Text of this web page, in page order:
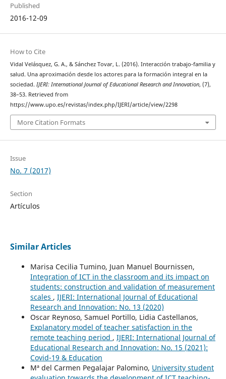
Published
2016-12-09
How to Cite
Vidal Velásquez, G. A., & Sánchez Tovar, L. (2016). Interacción trabajo-familia y
salud. Una aproximación desde los actores para la formación integral en la
sociedad. IJERI: International Journal of Educational Research and Innovation, (7),
38–53. Retrieved from
https://www.upo.es/revistas/index.php/IJERI/article/view/2298
More Citation Formats
Issue
No. 7 (2017)
Section
Artículos
Similar Articles
Marisa Cecilia Tumino, Juan Manuel Bournissen,
Integration of ICT in the classroom and its impact on
students: construction and validation of measurement
scales , IJERI: International Journal of Educational
Research and Innovation: No. 13 (2020)
Oscar Reynoso, Samuel Portillo, Lidia Castellanos,
Explanatory model of teacher satisfaction in the
remote teaching period , IJERI: International Journal of
Educational Research and Innovation: No. 15 (2021):
Covid-19 & Education
Mª del Carmen Pegalajar Palomino, University student